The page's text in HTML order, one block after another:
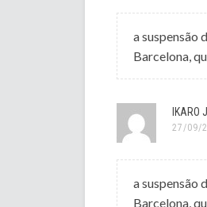
a suspensão
Barcelona,
IKARO
27/09/
a suspensão
Barcelona,